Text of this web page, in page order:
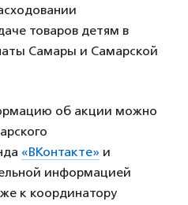
товаров детям в
Самары и Самарской
об акции можно
«ВКонтакте» и
информацией
к координатору